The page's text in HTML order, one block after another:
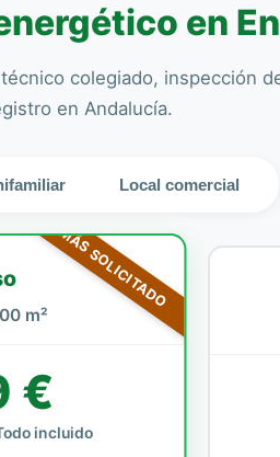
en
colegiado, inspección
en Andalucía.
Local comercial
MÁS SOLICITADO
m²
€
incluido